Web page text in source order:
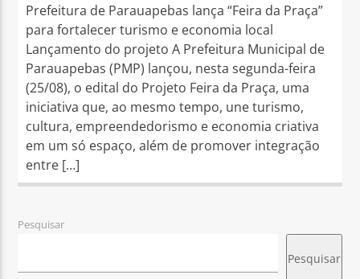
Prefeitura de Parauapebas lança “Feira da Praça”
para fortalecer turismo e economia local
Lançamento do projeto A Prefeitura Municipal de
Parauapebas (PMP) lançou, nesta segunda-feira
(25/08), o edital do Projeto Feira da Praça, uma
iniciativa que, ao mesmo tempo, une turismo,
cultura, empreendedorismo e economia criativa
em um só espaço, além de promover integração
entre […]
Pesquisar
Pesquisar